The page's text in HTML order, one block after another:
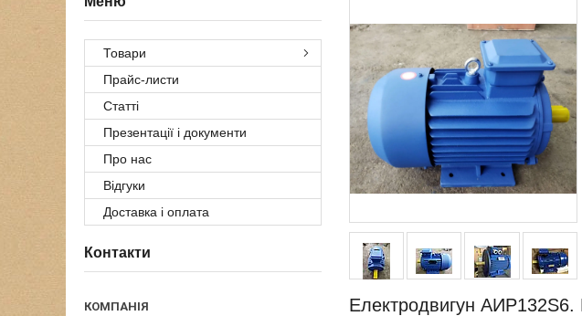
Електродвигун АИР132S6.
Товари
Прайс-листи
Статті
Презентації і документи
Про нас
Відгуки
Доставка і оплата
Контакти